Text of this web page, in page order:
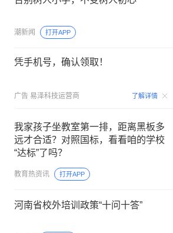
潮新闻 打开APP
凭手机号，确认领取！
广告 易泽科技运营商 了解详情
我家孩子坐教室第一排，距离黑板多
远才合适？对照国标，看看咱的学校
“达标”了吗？
教育热资讯 打开APP
河南省校外培训政策“十问十答”